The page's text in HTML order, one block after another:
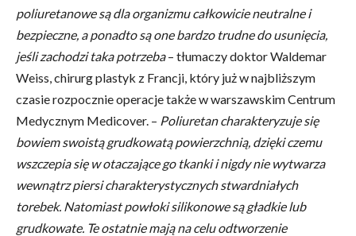
poliuretanowe są dla organizmu całkowicie neutralne i
bezpieczne, a ponadto są one bardzo trudne do usunięcia,
jeśli zachodzi taka potrzeba– tłumaczy doktor Waldemar
Weiss, chirurg plastyk z Francji, który już w najbliższym
czasie rozpocznie operacje także w warszawskim Centrum
Medycznym Medicover. – Poliuretan charakteryzuje się
bowiem swoistą grudkowatą powierzchnią, dzięki czemu
wszczepia się w otaczające go tkanki i nigdy nie wytwarza
wewnątrz piersi charakterystycznych stwardniałych
torebek. Natomiast powłoki silikonowe są gładkie lub
grudkowate. Te ostatnie mają na celu odtworzenie